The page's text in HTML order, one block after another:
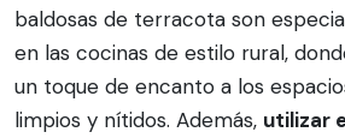
baldosas de terracota son
en las cocinas de estilo rural,
un toque de encanto a los
limpios y nítidos. Además, utilizar